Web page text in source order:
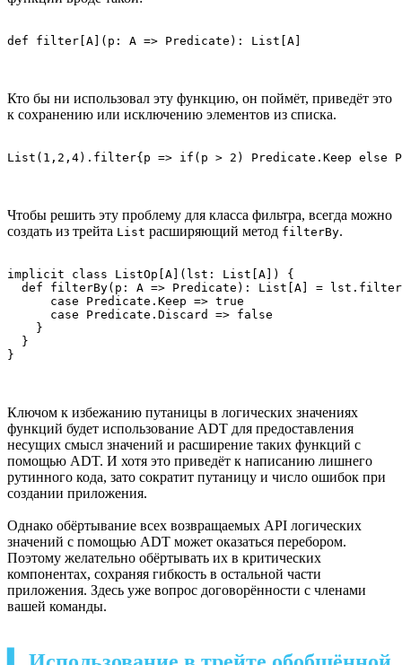
def filter[A](p: A => Predicate): List[A]
Кто бы ни использовал эту функцию, он поймёт, приведёт это
к сохранению или исключению элементов из списка.
List(1,2,4).filter{p => if(p > 2) Predicate.Keep else
Чтобы решить эту проблему для класса фильтра, всегда можно
создать из трейта List расширяющий метод filterBy.
implicit class ListOp[A](lst: List[A]) {
def filterBy(p: A => Predicate): List[A] =
      case Predicate.Keep => true
      case Predicate.Discard => false
    }
  }
}
Ключом к избежанию путаницы в логических значениях
функций будет использование ADT для предоставления
несущих смысл значений и расширение таких функций с
помощью ADT. И хотя это приведёт к написанию лишнего
рутинного кода, зато сократит путаницу и число ошибок при
создании приложения.
Однако обёртывание всех возвращаемых API логических
значений с помощью ADT может оказаться перебором.
Поэтому желательно обёртывать их в критических
компонентах, сохраняя гибкость в остальной части
приложения. Здесь уже вопрос договорённости с членами
вашей команды.